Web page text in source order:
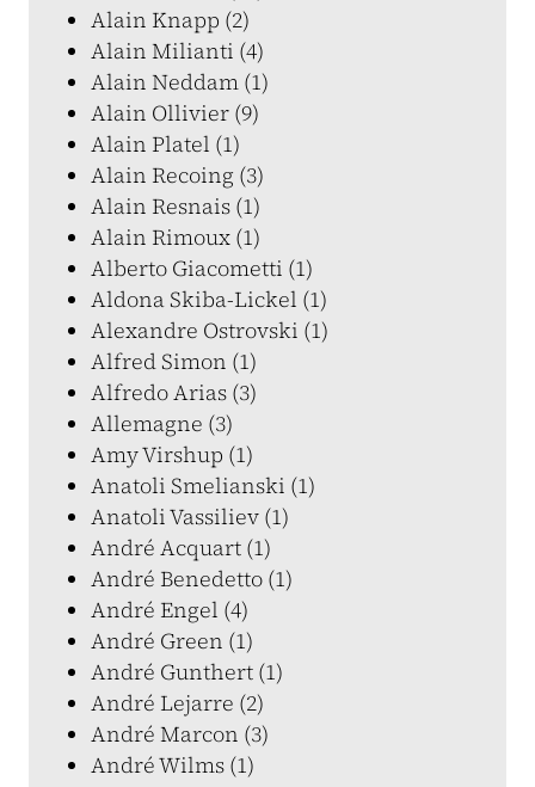
Alain Knapp (2)
Alain Milianti (4)
Alain Neddam (1)
Alain Ollivier (9)
Alain Platel (1)
Alain Recoing (3)
Alain Resnais (1)
Alain Rimoux (1)
Alberto Giacometti (1)
Aldona Skiba-Lickel (1)
Alexandre Ostrovski (1)
Alfred Simon (1)
Alfredo Arias (3)
Allemagne (3)
Amy Virshup (1)
Anatoli Smelianski (1)
Anatoli Vassiliev (1)
André Acquart (1)
André Benedetto (1)
André Engel (4)
André Green (1)
André Gunthert (1)
André Lejarre (2)
André Marcon (3)
André Wilms (1)